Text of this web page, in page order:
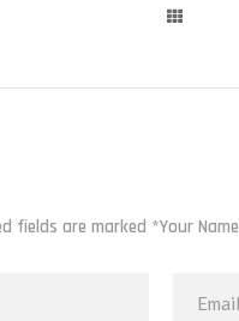
fields are marked *Your Name